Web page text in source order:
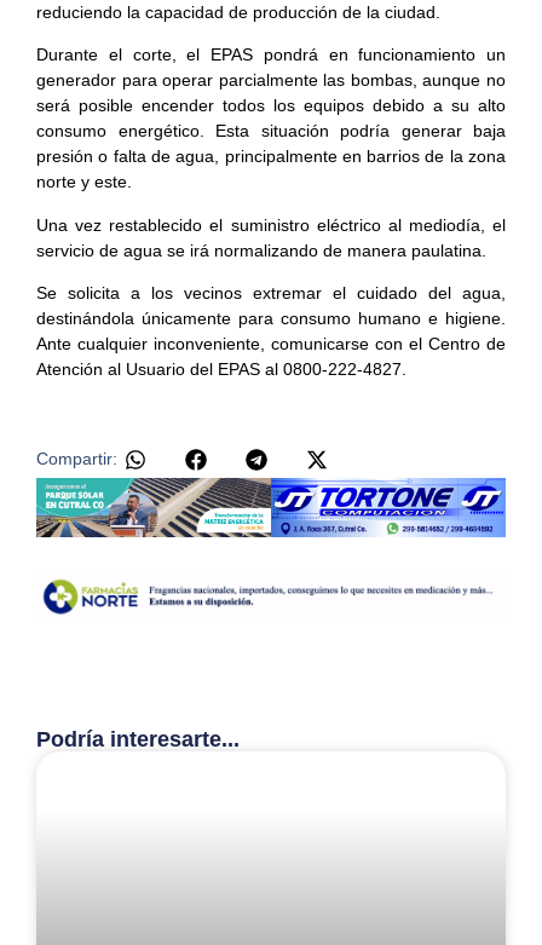
reduciendo la capacidad de producción de la ciudad.
Durante el corte, el EPAS pondrá en funcionamiento un
generador para operar parcialmente las bombas, aunque no
será posible encender todos los equipos debido a su alto
consumo energético. Esta situación podría generar baja
presión o falta de agua, principalmente en barrios de la zona
norte y este.
Una vez restablecido el suministro eléctrico al mediodía, el
servicio de agua se irá normalizando de manera paulatina.
Se solicita a los vecinos extremar el cuidado del agua,
destinándola únicamente para consumo humano e higiene.
Ante cualquier inconveniente, comunicarse con el Centro de
Atención al Usuario del EPAS al 0800-222-4827.
Compartir:
Podría interesarte...